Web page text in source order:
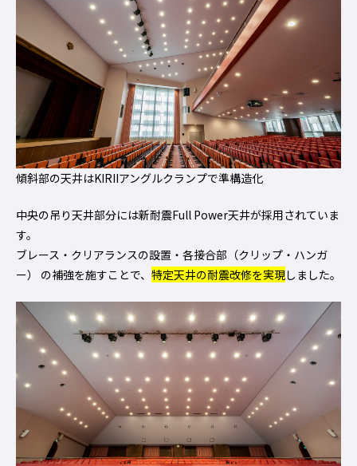
傾斜部の天井はKIRIIアングルクランプで準構造化
中央の吊り天井部分には新耐震Full Power天井が採用されていま
す。
ブレース・クリアランスの設置・各接合部（クリップ・ハンガ
ー） の補強を施すことで、 特定天井の耐震改修を実現しました。